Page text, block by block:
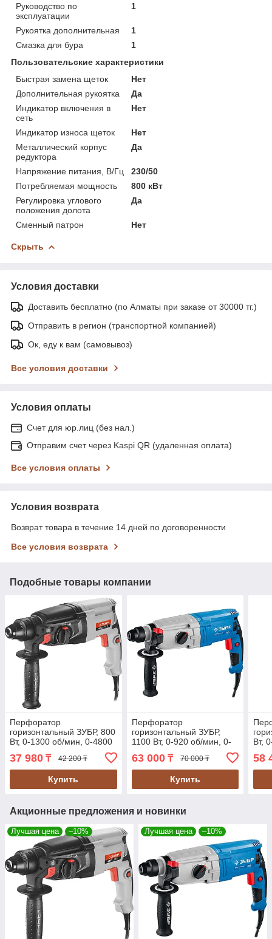
Руководство по
эксплуатации
1
Рукоятка дополнительная
1
Смазка для бура
1
Пользовательские характеристики
Быстрая замена щеток
Нет
Дополнительная рукоятка
Да
Индикатор включения в
сеть
Нет
Индикатор износа щеток
Нет
Металлический корпус
редуктора
Да
Напряжение питания, В/Гц
230/50
Потребляемая мощность
800 кВт
Регулировка углового
положения долота
Да
Сменный патрон Нет
Скрыть
Условия доставки
Доставить бесплатно (по Алматы при заказе от 30000 тг.)
Отправить в регион (транспортной компанией)
Ок, еду к вам (самовывоз)
Все условия доставки
Условия оплаты
Счет для юр.лиц (без нал.)
Отправим счет через Kaspi QR (удаленная оплата)
Все условия оплаты
Условия возврата
Возврат товара в течение 14 дней по договоренности
Все условия возврата
Подобные товары компании
Перфоратор
горизонтальный ЗУБР, 800
Вт, 0-1300 об/мин, 0-4800
уд/мин (П-26-800)
37 980 ₸ 42 200 ₸
Купить
Перфоратор
горизонтальный ЗУБР,
1100 Вт, 0-920 об/мин, 0-
5100 уд/мин, серия
"Профессионал" (ЗП-32-
1100 К)
63 000₸ 70 000 ₸
Купить
Вт,
900
58
Акционные предложения и новинки
Лучшая цена –10% Лучшая цена –10%